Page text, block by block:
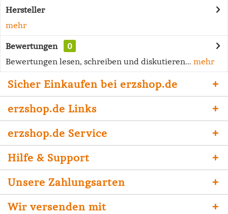
Hersteller
mehr
Bewertungen
0
Bewertungen lesen, schreiben und diskutieren... mehr
Sicher Einkaufen bei erzshop.de
erzshop.de Links
erzshop.de Service
Hilfe & Support
Unsere Zahlungsarten
Wir versenden mit